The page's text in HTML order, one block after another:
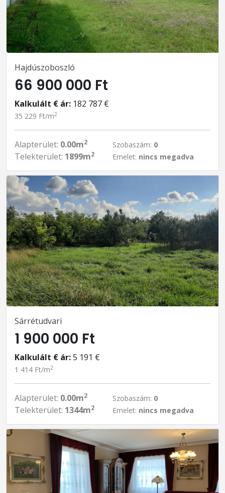
Hajdúszoboszló
66 900 000 Ft
Kalkulált € ár: 182 787 €
35 229 Ft/m2
Alapterület: 0.00m2
Telekterület: 1899m2
Szobaszám: 0
Emelet: nincs megadva
Sárrétudvari
1 900 000 Ft
Kalkulált € ár:5 191 €
1 414 Ft/m2
Alapterület: 0.00m2
Telekterület: 1344m2
Szobaszám: 0
Emelet: nincs megadva